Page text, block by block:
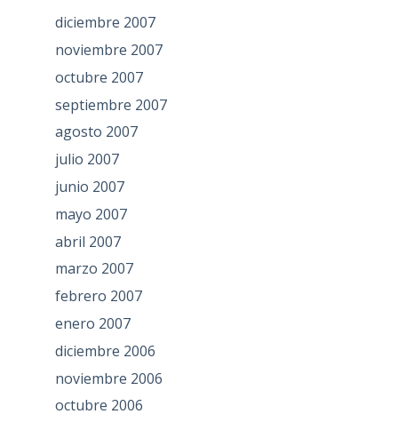
diciembre 2007
noviembre 2007
octubre 2007
septiembre 2007
agosto 2007
julio 2007
junio 2007
mayo 2007
abril 2007
marzo 2007
febrero 2007
enero 2007
diciembre 2006
noviembre 2006
octubre 2006